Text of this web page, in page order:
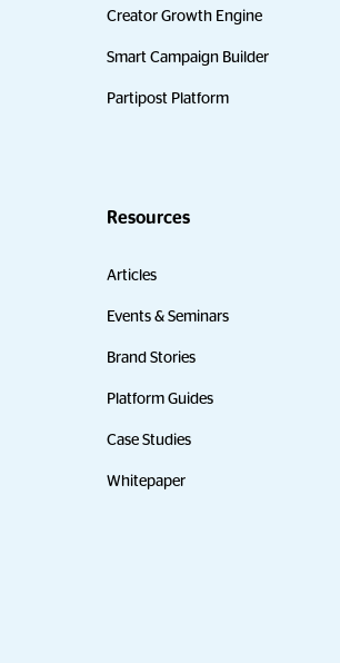
Creator Growth Engine
Smart Campaign Builder
Partipost Platform
Resources
Articles
Events & Seminars
Brand Stories
Platform Guides
Case Studies
Whitepaper